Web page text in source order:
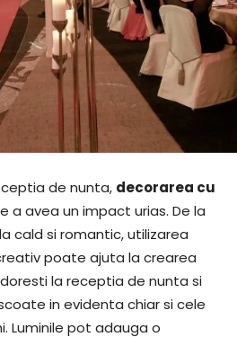
de nunta, decorarea cu
a avea un impact urias. De la
cald si romantic, utilizarea
poate ajuta la crearea
la receptia de nunta si
in evidenta chiar si cele
Luminile pot adauga o